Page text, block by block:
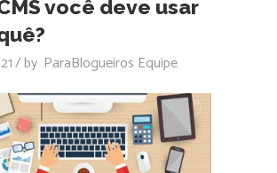
você deve usar
by ParaBlogueiros Equipe